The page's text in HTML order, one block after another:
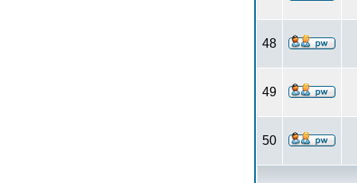
48
49
50